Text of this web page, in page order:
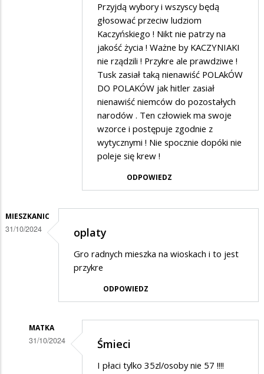
daleko......
Przyjdą wybory i wszyscy będą
głosować przeciw ludziom
Kaczyńskiego ! Nikt nie patrzy na
jakość życia ! Ważne by KACZYNIAKI
nie rządzili ! Przykre ale prawdziwe !
Tusk zasiał taką nienawiść POLAkÓW
DO POLAKÓW jak hitler zasiał
nienawiść niemców do pozostałych
narodów . Ten człowiek ma swoje
wzorce i postępuje zgodnie z
wytycznymi ! Nie spocznie dopóki nie
poleje się krew !
ODPOWIEDZ
MIESZKANIC
31/10/2024 oplaty
Gro radnych mieszka na wioskach i to jest
przykre
ODPOWIEDZ
MATKA
31/10/2024 Śmieci
I płaci tylko 35zl/osoby nie 57 !!!!